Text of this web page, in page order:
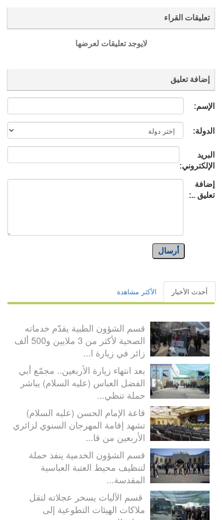
تعليقات القراء
لايوجد تعليقات لعرضها
إضافة تعليق
الإسم:
الدولة:
البريد
الإلكتروني:
إضافة
تعليق ..:
أرسال
أحدث الأخبار الأكثر مشاهدة
قسم الشؤون الطبية يقدّم خدماته
الصحية لأكثر من 3 ملايين و500 ألف
زائر في زيارة ا...
بعد انتهاء زيارة الأربعين.. مجمّع أبي
الفضل العباس (عليه السلام) يباشر
حملة تنظي...
قاعة الإمام الحسن (عليه السلام)
تشهد إقامة المهرجان السنوي لزائري
الأربعين من قا...
قسم الشؤون الخدمية ينفذ حملة
لتنظيف محيط العتبة العباسية
المقدسة...
قسم الآليات يسخر عجلاته لنقل
ملاكات الهيئات التطوعية إلى